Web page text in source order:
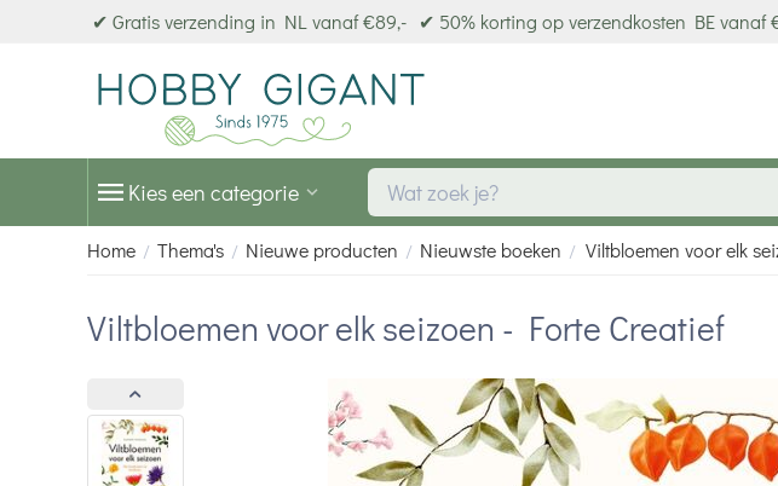
✔ Gratis verzending in NL vanaf €89,- ✔ 50% korting op verzendkosten BE vanaf
Kies een categorie
Home / Thema's / Nieuwe producten / Nieuwste boeken / Viltbloemen voor elk
Viltbloemen voor elk seizoen - Forte Creatief